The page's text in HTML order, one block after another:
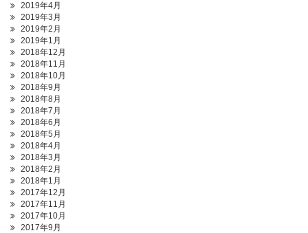
2019年4月
2019年3月
2019年2月
2019年1月
2018年12月
2018年11月
2018年10月
2018年9月
2018年8月
2018年7月
2018年6月
2018年5月
2018年4月
2018年3月
2018年2月
2018年1月
2017年12月
2017年11月
2017年10月
2017年9月